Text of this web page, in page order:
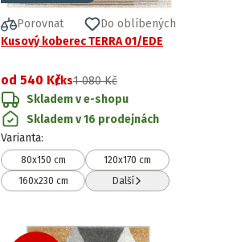
Porovnat
Do oblíbených
Kusový koberec TERRA 01/EDE
od 540 Kč/ks1 080 Kč
Skladem v e-shopu
Skladem v 16 prodejnách
Varianta:
80x150 cm
120x170 cm
160x230 cm
Další